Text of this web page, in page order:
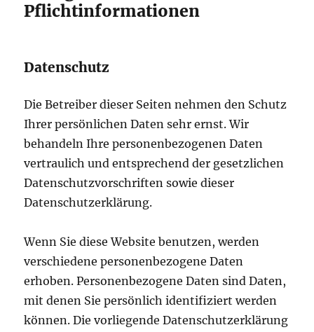
Pflichtinformationen
Datenschutz
Die Betreiber dieser Seiten nehmen den Schutz
Ihrer persönlichen Daten sehr ernst. Wir
behandeln Ihre personenbezogenen Daten
vertraulich und entsprechend der gesetzlichen
Datenschutzvorschriften sowie dieser
Datenschutzerklärung.
Wenn Sie diese Website benutzen, werden
verschiedene personenbezogene Daten
erhoben. Personenbezogene Daten sind Daten,
mit denen Sie persönlich identifiziert werden
können. Die vorliegende Datenschutzerklärung